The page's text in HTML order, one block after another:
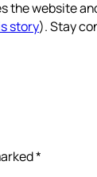
the website
story). Stay
*